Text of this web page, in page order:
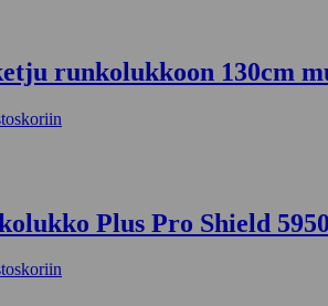
runkolukkoon 130cm
Plus Pro Shield 5950